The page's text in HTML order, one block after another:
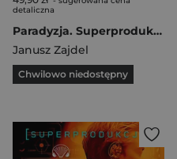
detaliczna
Paradyzja. Superprodukcja
Janusz Zajdel
Chwilowo niedostępny